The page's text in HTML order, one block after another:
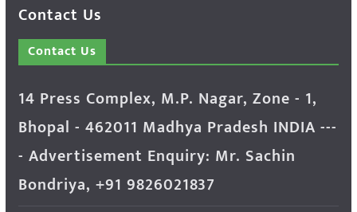
Contact Us
Contact Us
14 Press Complex, M.P. Nagar, Zone - 1,
Bhopal - 462011 Madhya Pradesh INDIA ---
- Advertisement Enquiry: Mr. Sachin
Bondriya, +91 9826021837